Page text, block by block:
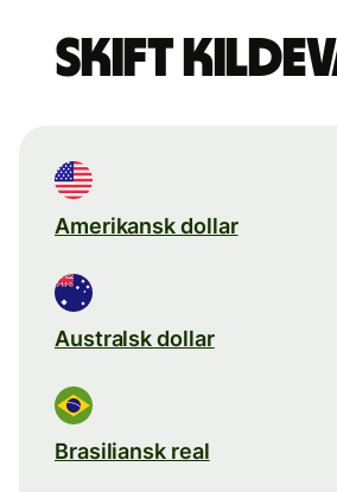
Skift
Amerikansk dollar
Australsk dollar
Brasiliansk real